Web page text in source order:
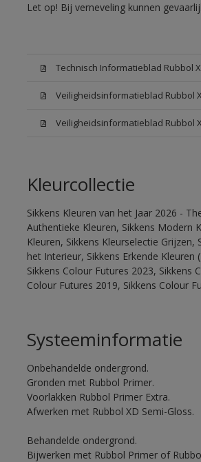
Let op! Bij verneveling kunnen
Technisch Informatieblad Rubbol
Veiligheidsinformatieblad Rubbol
Veiligheidsinformatieblad Rubbol
Kleurcollectie
Sikkens Kleuren van het Jaar 2026 -
Authentieke Kleuren, Sikkens Modern
Kleuren, Sikkens Kleurselectie
het Interieur, Sikkens Erkende Kleuren
Sikkens Colour Futures 2023, Sikkens
Colour Futures 2019, Sikkens Colour
Systeeminformatie
Onbehandelde ondergrond.
Gronden met Rubbol Primer.
Voorlakken Rubbol Primer Extra.
Afwerken met Rubbol XD Semi-Gloss.
Behandelde ondergrond.
Bijwerken met Rubbol Primer of